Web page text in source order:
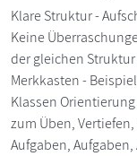
Klare Struktur -
Keine
der gleichen
Merkkasten -
Klassen
zum Üben,
Aufgaben,